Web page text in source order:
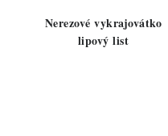
Nerezové vykrajovátko
lipový list